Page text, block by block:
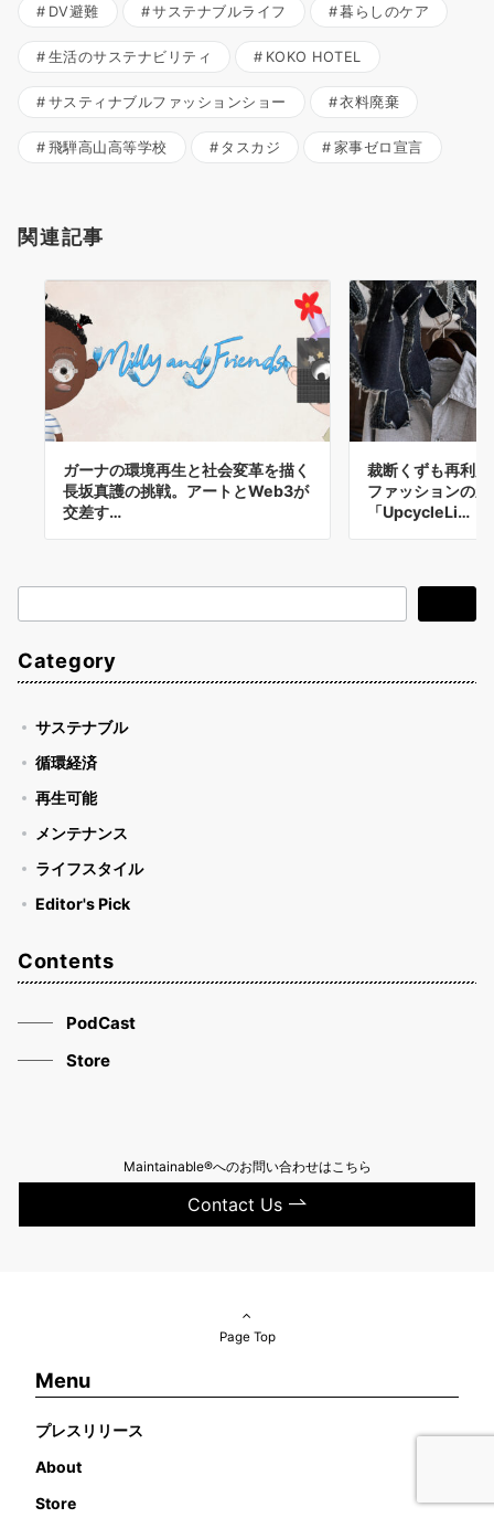
DV避難 サステナブルライフ 暮らしのケア
生活のサステナビリティ KOKO HOTEL
サスティナブルファッションショー 衣料廃棄
飛騨高山高等学校 タスカジ 家事ゼロ宣言
関連記事
ガーナの環境再生と社会変革を描く
長坂真護の挑戦。アートとWeb3が
交差す…
裁断くずも再利
ファッションの
「UpcycleLi…
索
Category
サステナブル
循環経済
再生可能
メンテナンス
ライフスタイル
Editor's Pick
Contents
PodCast
Store
Maintainable®へのお問い合わせはこちら
Contact Us
Page Top
Menu
プレスリリース
About
Store